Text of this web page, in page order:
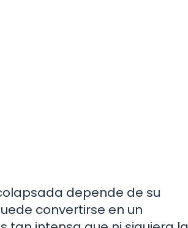
depende de su
convertirse en un